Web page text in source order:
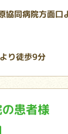
同病院方面口
り徒歩9分
患者様